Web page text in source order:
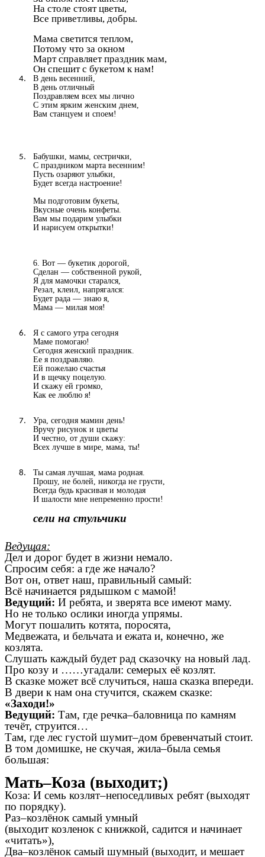
На столе стоят цветы,
Все приветливы, добры.
Мама светится теплом,
Потому что за окном
Март справляет праздник мам,
Он спешит с букетом к нам!
В день весенний,
В день отличный
Поздравляем всех мы лично
С этим ярким женским днем,
Вам станцуем и споем!
Бабушки, мамы, сестрички,
С праздником марта весенним!
Пусть озаряют улыбки,
Будет всегда настроение!
Мы подготовим букеты,
Вкусные очень конфеты.
Вам мы подарим улыбки
И нарисуем открытки!
6. Вот — букетик дорогой,
Сделан — собственной рукой,
Я для мамочки старался,
Резал, клеил, напрягался:
Будет рада — знаю я,
Мама — милая моя!
Я с самого утра сегодня
Маме помогаю!
Сегодня женский праздник.
Ее я поздравляю.
Ей пожелаю счастья
И в щечку поцелую.
И скажу ей громко,
Как ее люблю я!
Ура, сегодня мамин день!
Вручу рисунок и цветы
И честно, от души скажу:
Всех лучше в мире, мама, ты!
Ты самая лучшая, мама родная.
Прошу, не болей, никогда не грусти,
Всегда будь красивая и молодая
И шалости мне непременно прости!
сели на стульчики
Ведущая:
Дел и дорог будет в жизни немало.
Спросим себя: а где же начало?
Вот он, ответ наш, правильный самый:
Всё начинается рядышком с мамой!
Ведущий: И ребята, и зверята все имеют маму.
Но не только ослики иногда упрямы.
Могут пошалить котята, поросята,
Медвежата, и бельчата и ежата и, конечно, же
козлята.
Слушать каждый будет рад сказочку на новый лад.
Про козу и ……угадали: семерых её козлят.
В сказке может всё случиться, наша сказка впереди.
В двери к нам она стучится, скажем сказке:
«Заходи!»
Ведущий: Там, где речка–баловница по камням
течёт, струится…
Там, где лес густой шумит–дом бревенчатый стоит.
В том домишке, не скучая, жила–была семья
большая:
Мать–Коза (выходит;)
Коза: И семь козлят–непоседливых ребят (выходят
по порядку).
Раз–козлёнок самый умный
(выходит козленок с книжкой, садится и начинает
«читать»),
Два–козлёнок самый шумный (выходит, и мешает